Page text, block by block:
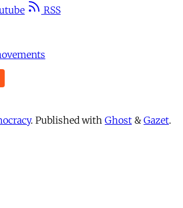
RSS
. Published with Ghost & Gazet.